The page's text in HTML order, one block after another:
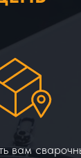
вам